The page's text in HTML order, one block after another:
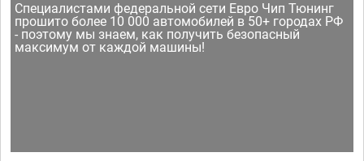
Специалистами федеральной сети Евро Чип Тюнинг
прошито более 10 000 автомобилей в 50+ городах РФ
- поэтому мы знаем, как получить безопасный
максимум от каждой машины!